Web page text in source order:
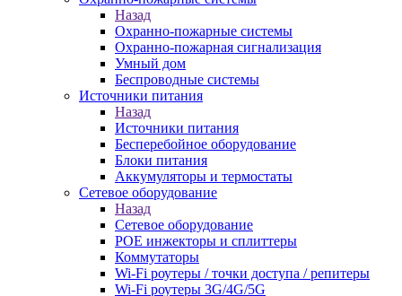
Назад
Охранно-пожарные системы
Охранно-пожарная сигнализация
Умный дом
Беспроводные системы
Источники питания
Назад
Источники питания
Бесперебойное оборудование
Блоки питания
Аккумуляторы и термостаты
Сетевое оборудование
Назад
Сетевое оборудование
POE инжекторы и сплиттеры
Коммутаторы
Wi-Fi роутеры / точки доступа / репитеры
Wi-Fi роутеры 3G/4G/5G